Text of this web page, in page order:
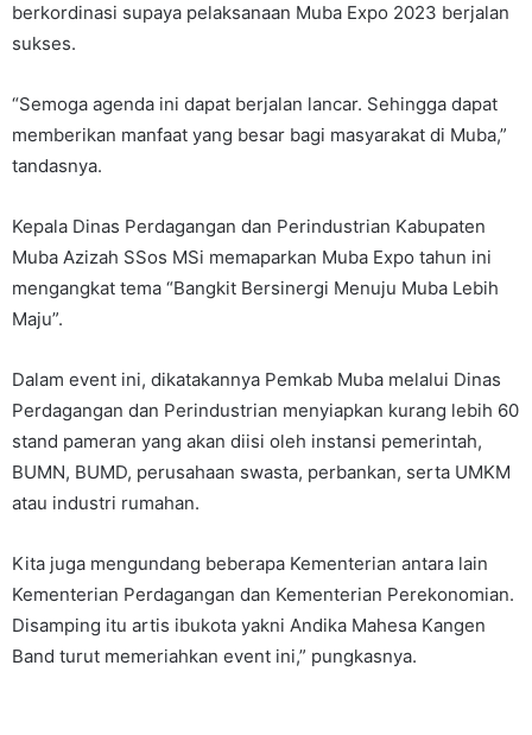
berkordinasi supaya pelaksanaan Muba Expo 2023 berjalan
sukses.
“Semoga agenda ini dapat berjalan lancar. Sehingga dapat
memberikan manfaat yang besar bagi masyarakat di Muba,”
tandasnya.
Kepala Dinas Perdagangan dan Perindustrian Kabupaten
Muba Azizah SSos MSi memaparkan Muba Expo tahun ini
mengangkat tema “Bangkit Bersinergi Menuju Muba Lebih
Maju”.
Dalam event ini, dikatakannya Pemkab Muba melalui Dinas
Perdagangan dan Perindustrian menyiapkan kurang lebih 60
stand pameran yang akan diisi oleh instansi pemerintah,
BUMN, BUMD, perusahaan swasta, perbankan, serta UMKM
atau industri rumahan.
Kita juga mengundang beberapa Kementerian antara lain
Kementerian Perdagangan dan Kementerian Perekonomian.
Disamping itu artis ibukota yakni Andika Mahesa Kangen
Band turut memeriahkan event ini,” pungkasnya.